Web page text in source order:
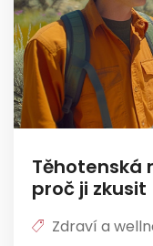
Těhotenská
proč ji zkusit
Zdraví a